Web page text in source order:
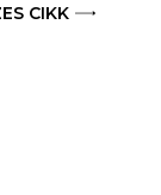
CIKK